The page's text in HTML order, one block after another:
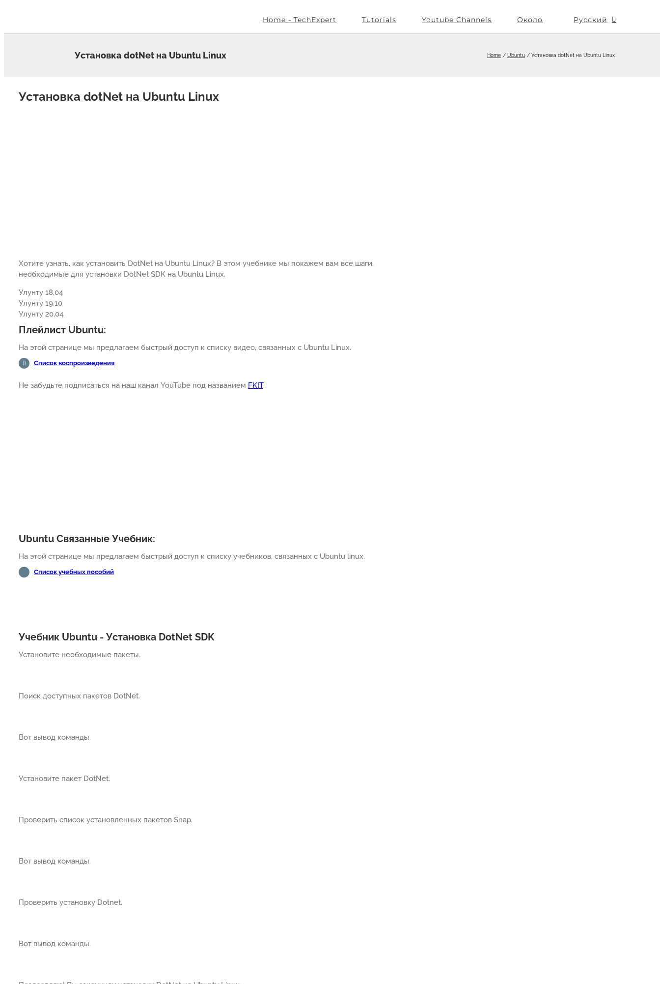
Home - TechExpert Tutorials Youtube Channels Около Русский
Установка dotNet на Ubuntu Linux Home Ubuntu Установка dotNet на Ubuntu Linux
Установка dotNet на Ubuntu Linux
Хотите узнать, как установить DotNet на Ubuntu Linux? В этом учебнике мы покажем вам все шаги,
необходимые для установки DotNet SDK на Ubuntu Linux.
Улунту 18,04
Улунту 19.10
Улунту 20,04
Плейлист Ubuntu:
На этой странице мы предлагаем быстрый доступ к списку видео, связанных с Ubuntu Linux.
Список воспроизведения
Не забудьте подписаться на наш канал YouTube под названием FKIT.
Ubuntu Связанные Учебник:
На этой странице мы предлагаем быстрый доступ к списку учебников, связанных с Ubuntu linux.
Список учебных пособий
Учебник Ubuntu - Установка DotNet SDK
Установите необходимые пакеты.
Поиск доступных пакетов DotNet.
Вот вывод команды.
Установите пакет DotNet.
Проверить список установленных пакетов Snap.
Вот вывод команды.
Проверить установку Dotnet.
Вот вывод команды.